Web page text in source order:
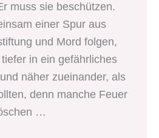
muss sie beschützen.
einer Spur aus
und Mord folgen,
in ein gefährliches
näher zueinander, als
denn manche Feuer
…